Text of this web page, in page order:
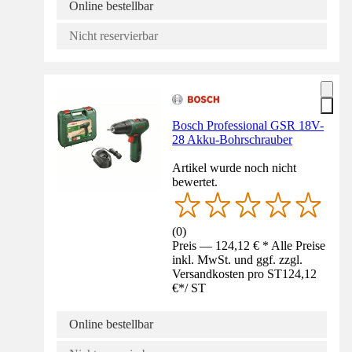
Online bestellbar
Nicht reservierbar
Bosch Professional GSR 18V-
28 Akku-Bohrschrauber
Artikel wurde noch nicht
bewertet.
(0)
Preis — 124,12 € * Alle Preise
inkl. MwSt. und ggf. zzgl.
Versandkosten pro ST124,12
€*/ ST
Online bestellbar